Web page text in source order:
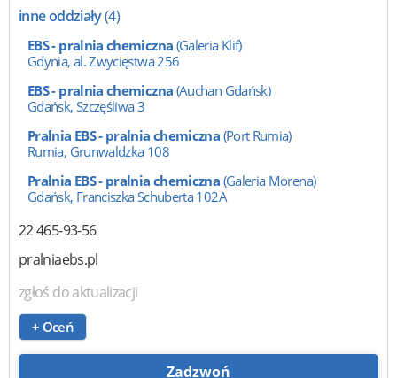
inne oddziały(4)
EBS - pralnia chemiczna (Galeria Klif)
Gdynia, al. Zwycięstwa 256
EBS - pralnia chemiczna (Auchan Gdańsk)
Gdańsk, Szczęśliwa 3
Pralnia EBS - pralnia chemiczna (Port Rumia)
Rumia, Grunwaldzka 108
Pralnia EBS - pralnia chemiczna (Galeria Morena)
Gdańsk, Franciszka Schuberta 102A
22 465-93-56
pralniaebs.pl
zgłoś do aktualizacji
+ Oceń
Zadzwoń